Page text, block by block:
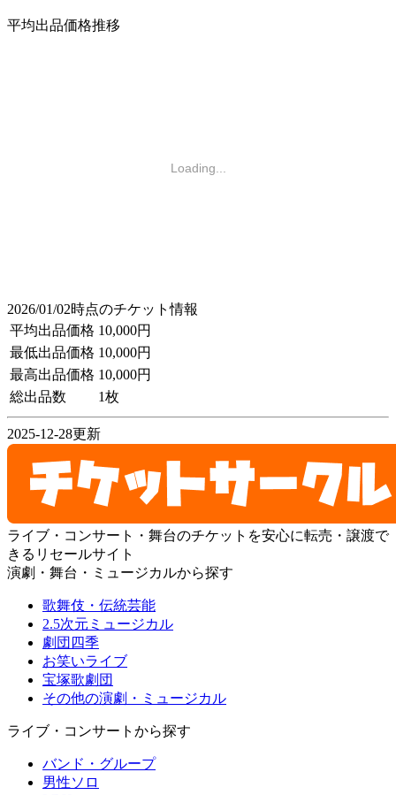
平均出品価格推移
Loading...
2026/01/02時点のチケット情報
平均出品価格 10,000円
最低出品価格 10,000円
最高出品価格 10,000円
総出品数
1枚
2025-12-28更新
ライブ・コンサート・舞台のチケットを安心に転売・譲渡で
きるリセールサイト
演劇・舞台・ミュージカルから探す
歌舞伎・伝統芸能
2.5次元ミュージカル
劇団四季
お笑いライブ
宝塚歌劇団
その他の演劇・ミュージカル
ライブ・コンサートから探す
バンド・グループ
男性ソロ